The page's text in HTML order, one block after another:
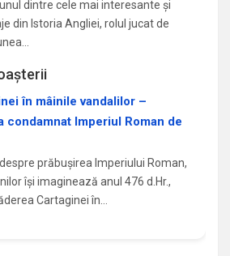
dintre cele mai interesante și
din Istoria Angliei, rolul jucat de
în mâinile vandalilor –
condamnat Imperiul Roman de
prăbușirea Imperiului Roman,
își imaginează anul 476 d.Hr.,
Cartaginei în…